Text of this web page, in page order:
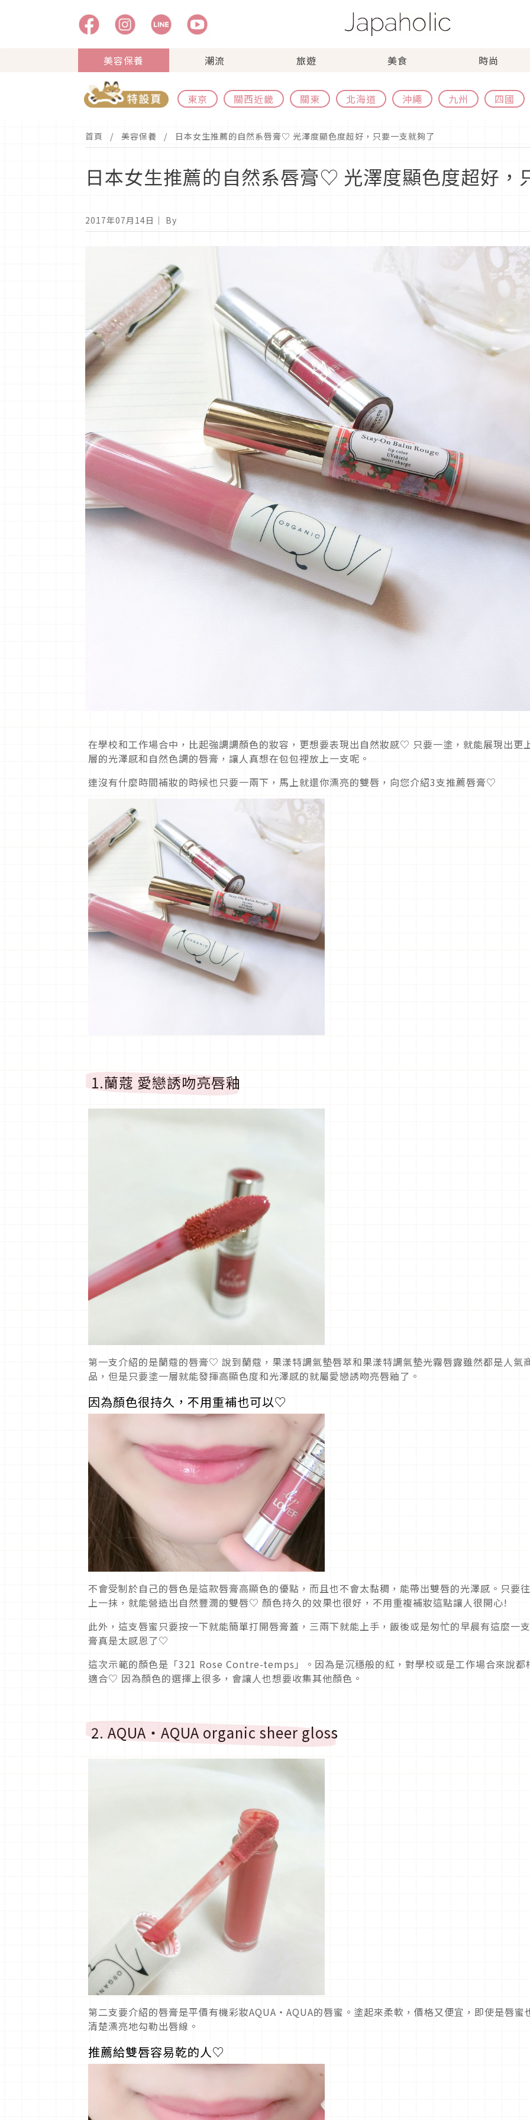
美容保養 潮流 旅遊 美食 時尚
東京 關西近畿 關東 北海道 沖繩 九州 四國
首頁 美容保養 日本女生推薦的自然系唇膏♡ 光澤度顯色度超好，只要一支就夠了
日本女生推薦的自然系唇膏♡ 光澤度顯色度超好，
2017年07月14日 ｜ By
在學校和工作場合中，比起強調調顏色的妝容，更想要表現出自然妝感♡ 只要一塗，就能展現出更
層的光澤感和自然色調的唇膏，讓人真想在包包裡放上一支呢。
連沒有什麼時間補妝的時候也只要一兩下，馬上就還你漂亮的雙唇，向您介紹3支推薦唇膏♡
1.蘭蔻 愛戀誘吻亮唇釉
第一支介紹的是蘭蔻的唇膏♡ 說到蘭蔻，果漾特調氣墊唇萃和果漾特調氣墊光霧唇露雖然都是人氣
品，但是只要塗一層就能發揮高顯色度和光澤感的就屬愛戀誘吻亮唇釉了。
因為顏色很持久，不用重補也可以♡
不會受制於自己的唇色是這款唇膏高顯色的優點，而且也不會太黏稠，能帶出雙唇的光澤感。只要
上一抹，就能營造出自然豐潤的雙唇♡ 顏色持久的效果也很好，不用重複補妝這點讓人很開心!
此外，這支唇蜜只要按一下就能簡單打開唇膏蓋，三兩下就能上手，飯後或是匆忙的早晨有這麼一
膏真是太感恩了♡
這次示範的顏色是「321 Rose Contre-temps」。因為是沉穩般的紅，對學校或是工作場合來說都
適合♡ 因為顏色的選擇上很多，會讓人也想要收集其他顏色。
2. AQUA・AQUA organic sheer gloss
第二支要介紹的唇膏是平價有機彩妝AQUA・AQUA的唇蜜。塗起來柔軟，價格又便宜，即使是唇蜜
清楚漂亮地勾勒出唇線。
推薦給雙唇容易乾的人♡